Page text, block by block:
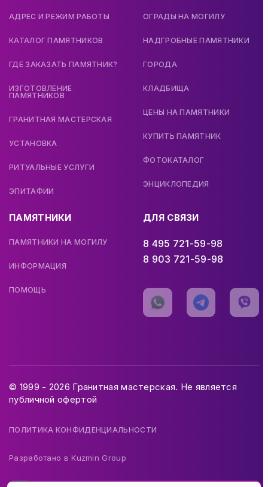
АДРЕС И РЕЖИМ РАБОТЫ
КАТАЛОГ ПАМЯТНИКОВ
ГДЕ ЗАКАЗАТЬ ПАМЯТНИК?
ИЗГОТОВЛЕНИЕ
ПАМЯТНИКОВ
ГРАНИТНАЯ МАСТЕРСКАЯ
УСТАНОВКА
РИТУАЛЬНЫЕ УСЛУГИ
ЭПИТАФИИ
ОГРАДЫ НА МОГИЛУ
НАДГРОБНЫЕ ПАМЯТНИКИ
ГОРОДА
КЛАДБИЩА
ЦЕНЫ НА ПАМЯТНИКИ
КУПИТЬ ПАМЯТНИК
ФОТОКАТАЛОГ
ЭНЦИКЛОПЕДИЯ
ПАМЯТНИКИ
ПАМЯТНИКИ НА МОГИЛУ
ИНФОРМАЦИЯ
ПОМОЩЬ
ДЛЯ СВЯЗИ
8 495 721-59-98
8 903 721-59-98
© 1999 - 2026 Гранитная мастерская. Не является
публичной офертой
ПОЛИТИКА КОНФИДЕНЦИАЛЬНОСТИ
Разработано вKuzmin Group